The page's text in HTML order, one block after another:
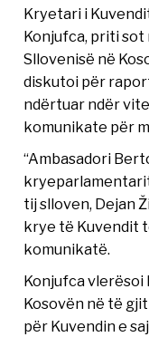
Kryetari i
Konjufca, priti sot
Sllovenisë në
diskutoi për
ndërtuar ndër
komunikate për
“Ambasadori
tij slloven, Dejan
krye të Kuvendit
komunikatë.
Konjufca
Kosovën në të
për Kuvendin e